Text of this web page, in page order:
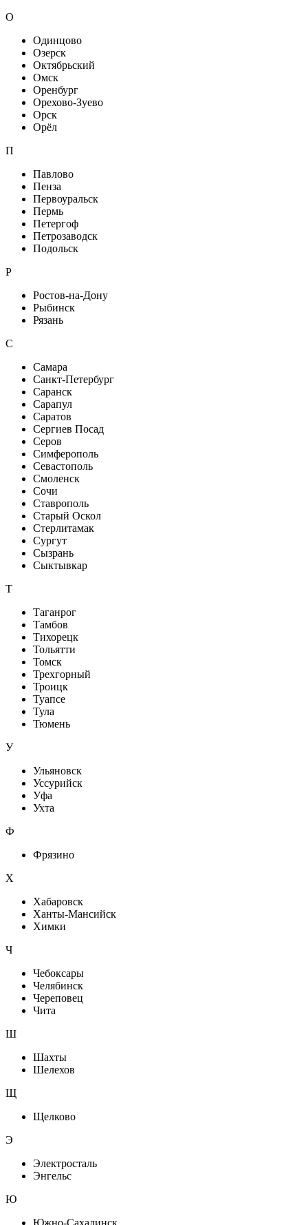
О
Одинцово
Озерск
Октябрьский
Омск
Оренбург
Орехово-Зуево
Орск
Орёл
П
Павлово
Пенза
Первоуральск
Пермь
Петергоф
Петрозаводск
Подольск
Р
Ростов-на-Дону
Рыбинск
Рязань
С
Самара
Санкт-Петербург
Саранск
Сарапул
Саратов
Сергиев Посад
Серов
Симферополь
Севастополь
Смоленск
Сочи
Ставрополь
Старый Оскол
Стерлитамак
Сургут
Сызрань
Сыктывкар
Т
Таганрог
Тамбов
Тихорецк
Тольятти
Томск
Трехгорный
Троицк
Туапсе
Тула
Тюмень
У
Ульяновск
Уссурийск
Уфа
Ухта
Ф
Фрязино
Х
Хабаровск
Ханты-Мансийск
Химки
Ч
Чебоксары
Челябинск
Череповец
Чита
Ш
Шахты
Шелехов
Щ
Щелково
Э
Электросталь
Энгельс
Ю
Южно-Сахалинск